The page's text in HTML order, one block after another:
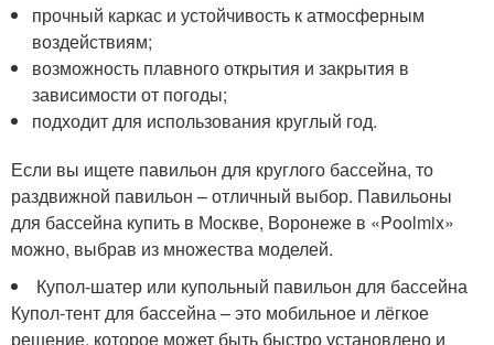
прочный каркас и устойчивость к атмосферным
воздействиям;
возможность плавного открытия и закрытия в
зависимости от погоды;
подходит для использования круглый год.
Если вы ищете павильон для круглого бассейна, то
раздвижной павильон – отличный выбор. Павильоны
для бассейна купить в Москве, Воронеже в «Poolmix»
можно, выбрав из множества моделей.
Купол-шатер или купольный павильон для бассейна
Купол-тент для бассейна – это мобильное и лёгкое
решение, которое может быть быстро установлено и